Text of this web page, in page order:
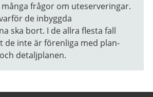
frågor om uteserveringar.
de inbyggda
ska bort. I de allra flesta fall
de inte är förenliga med plan-
detaljplanen.